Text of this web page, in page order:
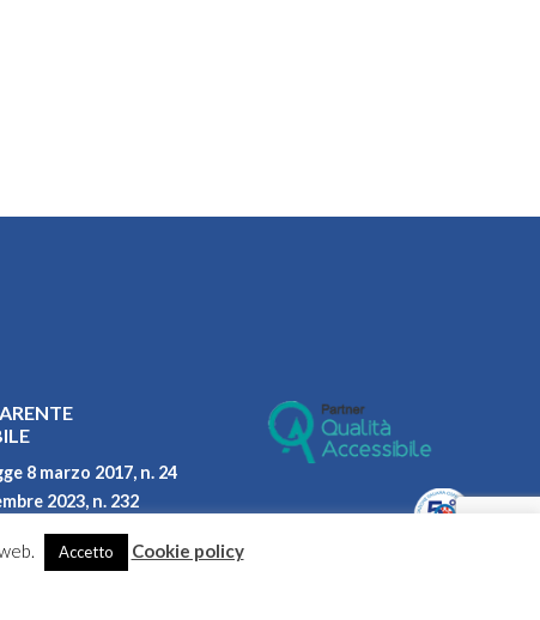
8 marzo 2017, n. 24
2023, n. 232
di genere
Accetto Cookie policy